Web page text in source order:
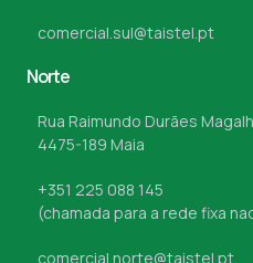
comercial.sul@taistel.pt
Norte
Rua Raimundo Durães
4475-189 Maia
+351 225 088 145
(chamada para a rede fixa
comercial.norte@taistel.pt